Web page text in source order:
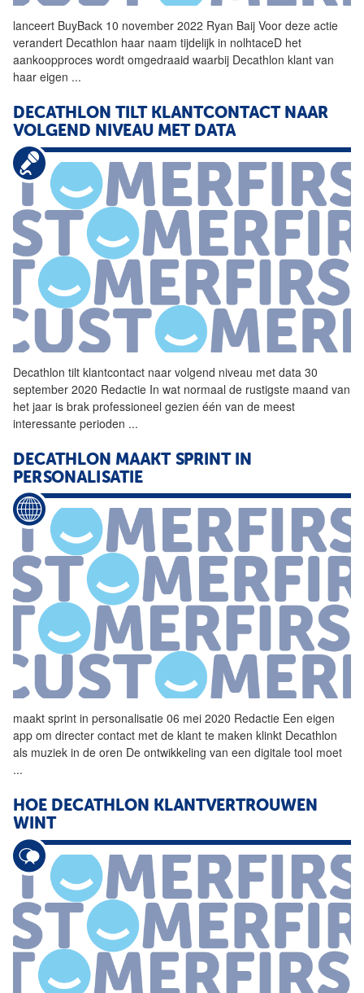
lanceert BuyBack 10 november 2022 Ryan Baij Voor deze actie
verandert Decathlon haar naam tijdelijk in nolhtaceD het
aankoopproces wordt omgedraaid waarbij Decathlon klant van
haar eigen ...
DECATHLON TILT KLANTCONTACT NAAR
VOLGEND NIVEAU MET DATA
Decathlon tilt klantcontact naar volgend niveau met data 30
september 2020 Redactie In wat normaal de rustigste maand van
het jaar is brak professioneel gezien één van de meest
interessante perioden ...
DECATHLON MAAKT SPRINT IN
PERSONALISATIE
maakt sprint in personalisatie 06 mei 2020 Redactie Een eigen
app om directer contact met de klant te maken klinkt Decathlon
als muziek in de oren De ontwikkeling van een digitale tool moet
...
HOE DECATHLON KLANTVERTROUWEN
WINT